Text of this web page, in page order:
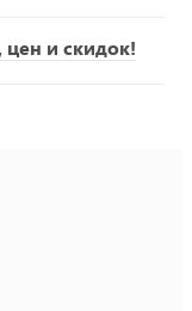
цен и скидок!